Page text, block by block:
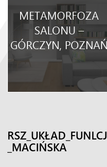
METAMORFOZA
SALONU –
GÓRCZYN, POZNAŃ
_MACIŃSKA